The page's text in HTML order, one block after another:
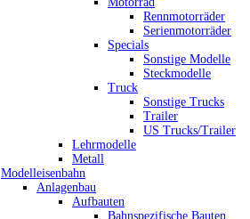
Rennmotorräder
Serienmotorräder
Specials
Sonstige Modelle
Steckmodelle
Truck
Sonstige Trucks
Trailer
US Trucks/Trailer
Lehrmodelle
Metall
Modelleisenbahn
Anlagenbau
Aufbauten
Bahnspezifische Bauten